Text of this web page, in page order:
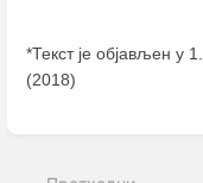
*Текст је објављен у
(2018)